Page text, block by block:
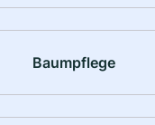
Baumpflege